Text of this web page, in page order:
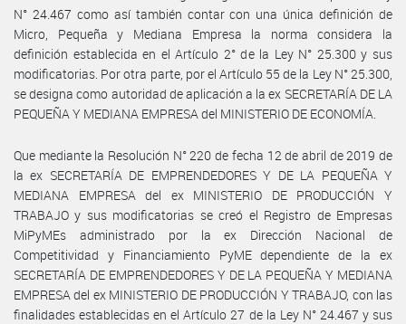
N° 24.467 como así también contar con una única definición de
Micro, Pequeña y Mediana Empresa la norma considera la
definición establecida en el Artículo 2° de la Ley N° 25.300 y sus
modificatorias. Por otra parte, por el Artículo 55 de la Ley N° 25.300,
se designa como autoridad de aplicación a la ex SECRETARÍA DE LA
PEQUEÑA Y MEDIANA EMPRESA del MINISTERIO DE ECONOMÍA.
Que mediante la Resolución N° 220 de fecha 12 de abril de 2019 de
la ex SECRETARÍA DE EMPRENDEDORES Y DE LA PEQUEÑA Y
MEDIANA EMPRESA del ex MINISTERIO DE PRODUCCIÓN Y
TRABAJO y sus modificatorias se creó el Registro de Empresas
MiPyMEs administrado por la ex Dirección Nacional de
Competitividad y Financiamiento PyME dependiente de la ex
SECRETARÍA DE EMPRENDEDORES Y DE LA PEQUEÑA Y MEDIANA
EMPRESA del ex MINISTERIO DE PRODUCCIÓN Y TRABAJO, con las
finalidades establecidas en el Artículo 27 de la Ley N° 24.467 y sus